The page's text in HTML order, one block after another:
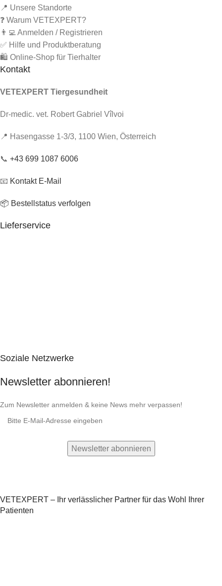
📍 Unsere Standorte
❓ Warum VETEXPERT?
👨‍💻 Anmelden / Registrieren
✅ Hilfe und Produktberatung
🛍️ Online-Shop für Tierhalter
Kontakt
VETEXPERT Tiergesundheit
Dr-medic. vet. Robert Gabriel Vîlvoi
📍 Hasengasse 1-3/3, 1100 Wien, Österreich
📞 +43 699 1087 6006
📧 Kontakt E-Mail
📦 Bestellstatus verfolgen
Lieferservice
Soziale Netzwerke
Newsletter abonnieren!
Zum Newsletter anmelden & keine News mehr verpassen!
VETEXPERT – Ihr verlässlicher Partner für das Wohl Ihrer
Patienten